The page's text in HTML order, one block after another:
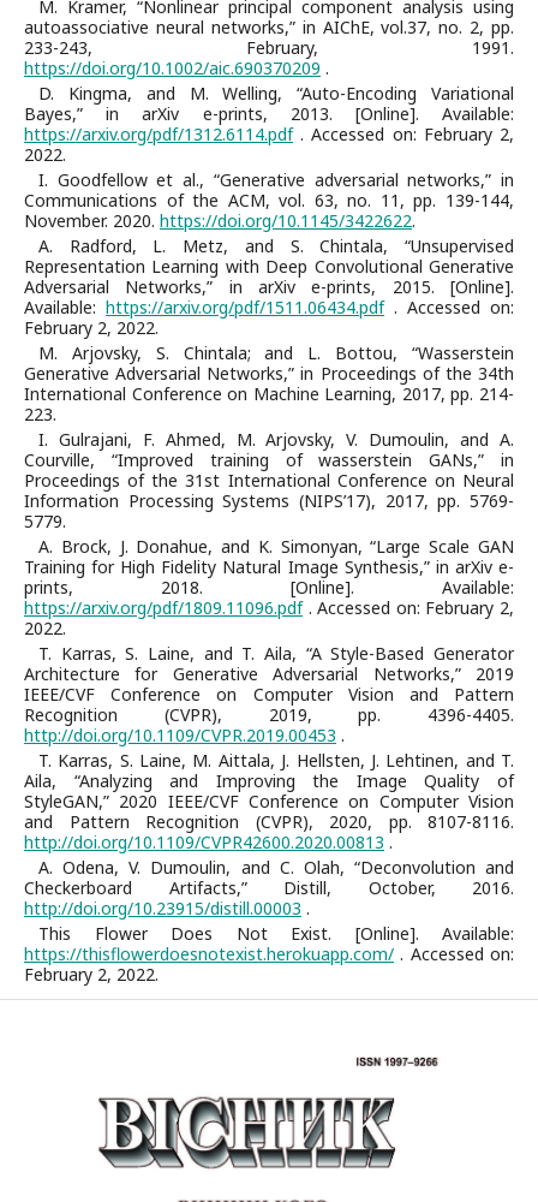
M. Kramer, “Nonlinear principal component analysis using
autoassociative neural networks,” in AIChE, vol.37, no. 2, pp.
233-243, February, 1991.
https://doi.org/10.1002/aic.690370209 .
D. Kingma, and M. Welling, “Auto-Encoding Variational
Bayes,” in arXiv e-prints, 2013. [Online]. Available:
https://arxiv.org/pdf/1312.6114.pdf. Accessed on: February 2,
2022.
I. Goodfellow et al., “Generative adversarial networks,” in
Communications of the ACM, vol. 63, no. 11, pp. 139-144,
November. 2020. https://doi.org/10.1145/3422622.
A. Radford, L. Metz, and S. Chintala, “Unsupervised
Representation Learning with Deep Convolutional Generative
Adversarial Networks,” in arXiv e-prints, 2015. [Online].
Available: https://arxiv.org/pdf/1511.06434.pdf. Accessed on:
February 2, 2022.
M. Arjovsky, S. Chintala; and L. Bottou, “Wasserstein
Generative Adversarial Networks,” in Proceedings of the 34th
International Conference on Machine Learning, 2017, pp. 214-
223.
I. Gulrajani, F. Ahmed, M. Arjovsky, V. Dumoulin, and A.
Courville, “Improved training of wasserstein GANs,” in
Proceedings of the 31st International Conference on Neural
Information Processing Systems (NIPS’17), 2017, pp. 5769-
5779.
A. Brock, J. Donahue, and K. Simonyan, “Large Scale GAN
Training for High Fidelity Natural Image Synthesis,” in arXiv e-
prints, 2018. [Online]. Available:
https://arxiv.org/pdf/1809.11096.pdf. Accessed on: February 2,
2022.
T. Karras, S. Laine, and T. Aila, “A Style-Based Generator
Architecture for Generative Adversarial Networks,” 2019
IEEE/CVF Conference on Computer Vision and Pattern
Recognition (CVPR), 2019, pp. 4396-4405.
http://doi.org/10.1109/CVPR.2019.00453 .
T. Karras, S. Laine, M. Aittala, J. Hellsten, J. Lehtinen, and T.
Aila, “Analyzing and Improving the Image Quality of
StyleGAN,” 2020 IEEE/CVF Conference on Computer Vision
and Pattern Recognition (CVPR), 2020, pp. 8107-8116.
http://doi.org/10.1109/CVPR42600.2020.00813 .
A. Odena, V. Dumoulin, and C. Olah, “Deconvolution and
Checkerboard Artifacts,” Distill, October, 2016.
http://doi.org/10.23915/distill.00003 .
This Flower Does Not Exist. [Online]. Available:
https://thisflowerdoesnotexist.herokuapp.com/ . Accessed on:
February 2, 2022.